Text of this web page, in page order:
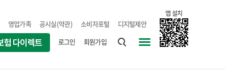
영업가족 공시실(약관) 소비자포털 디지털제안
앱 설치
로그인
회원가입